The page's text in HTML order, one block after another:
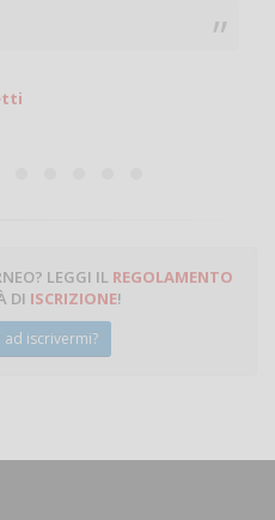
e vorrei tornare a
giocare fammi sapere.
LEGGI IL REGOLAMENTO
DI ISCRIZIONE!
ad iscrivermi?